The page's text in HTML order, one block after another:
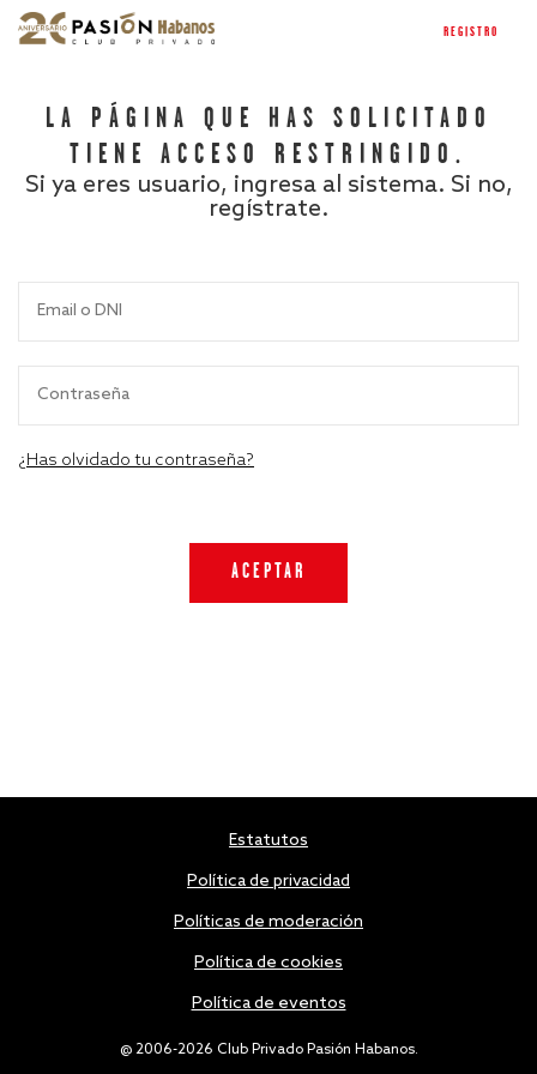
REGISTRO
LA PÁGINA QUE HAS SOLICITADO
TIENE ACCESO RESTRINGIDO.
Si ya eres usuario, ingresa al sistema. Si no,
regístrate.
¿Has olvidado tu contraseña?
@ 2006-2026 Club Privado Pasión Habanos.
Estatutos
Política de privacidad
Políticas de moderación
Política de cookies
Política de eventos